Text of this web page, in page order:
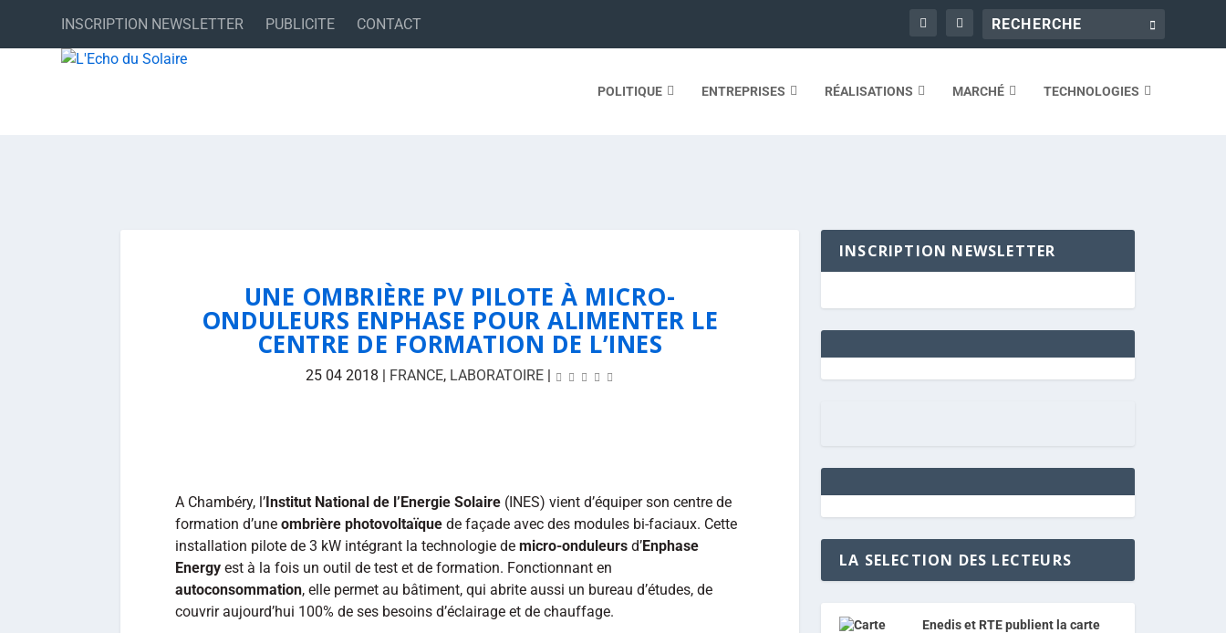
INSCRIPTION NEWSLETTER PUBLICITE CONTACT
POLITIQUE ENTREPRISES RÉALISATIONS MARCHÉ TECHNOLOGIES
UNE OMBRIÈRE PV PILOTE À MICRO-
ONDULEURS ENPHASE POUR ALIMENTER LE
CENTRE DE FORMATION DE L’INES
25 04 2018 | FRANCE, LABORATOIRE|
A Chambéry, l’Institut National de l’Energie Solaire (INES) vient d’équiper son centre de
formation d’une ombrière photovoltaïque de façade avec des modules bi-faciaux. Cette
installation pilote de 3 kW intégrant la technologie de micro-onduleurs d’Enphase
Energy est à la fois un outil de test et de formation. Fonctionnant en
autoconsommation, elle permet au bâtiment, qui abrite aussi un bureau d’études, de
couvrir aujourd’hui 100% de ses besoins d’éclairage et de chauffage.
INSCRIPTION NEWSLETTER
LA SELECTION DES LECTEURS
Enedis et RTE publient la carte